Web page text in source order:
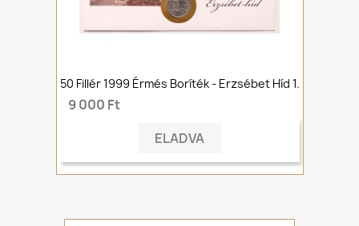
50 Fillér 1999 Érmés Boríték - Erzsébet Híd 1.
9 000 Ft
ELADVA